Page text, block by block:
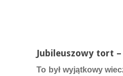
Jubileuszowy tort
To był wyjątkowy